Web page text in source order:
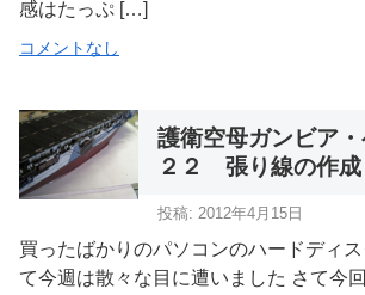
感はたっぷ […]
コメントなし
護衛空母ガンビア
２２ 張り線の作成
投稿: 2012年4月15日
買ったばかりのパソコンのハードディ
て今週は散々な目に遭いました さて今